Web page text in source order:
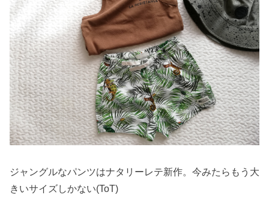
ジャングルなパンツはナタリーレテ新作。今みたらもう大
きいサイズしかない(ToT)